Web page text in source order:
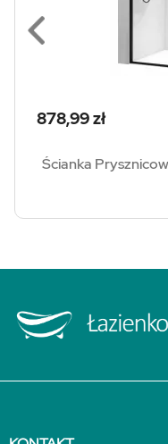
Cena
878,99 zł
Ścianka